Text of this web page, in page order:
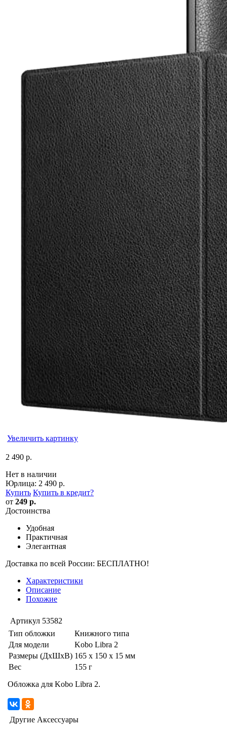
Увеличить картинку
2 490 р.
Нет в наличии
Юрлица: 2 490 р.
Купить Купить в кредит?
от 249 р.
Достоинства
Удобная
Практичная
Элегантная
Доставка по всей России: БЕСПЛАТНО!
Характеристики
Описание
Похожие
Артикул 53582
Тип обложки
Книжного типа
Для модели
Kobo Libra 2
Размеры (ДхШхВ) 165 x 150 x 15 мм
Вес
155 г
Обложка для Kobo Libra 2.
Другие Аксессуары